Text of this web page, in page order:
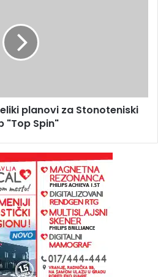
planovi za Stonoteniski
"Top Spin"